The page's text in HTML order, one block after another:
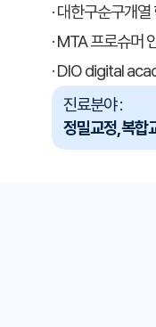
· 대한구순구개
· MTA 프로슈머
· DIO digital
진료분야 :
정밀교정, 복합